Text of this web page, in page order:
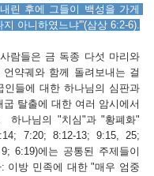
린 후에 그들이 백성을 가게
아니하였느냐'”(삼상 6:2-6).
람들은 금 독종 다섯 마리와
약궤와 함께 돌려보내는 걸
인들에 대한 하나님의 심판과
굽 탈출에 대한 여러 암시에서
하나님의 "치심"과 "황폐화"
7:20; 8:12-13; 9:15, 25;
6:19)에는 공통된 주제들이
이방 민족에 대한 "매우 엄중